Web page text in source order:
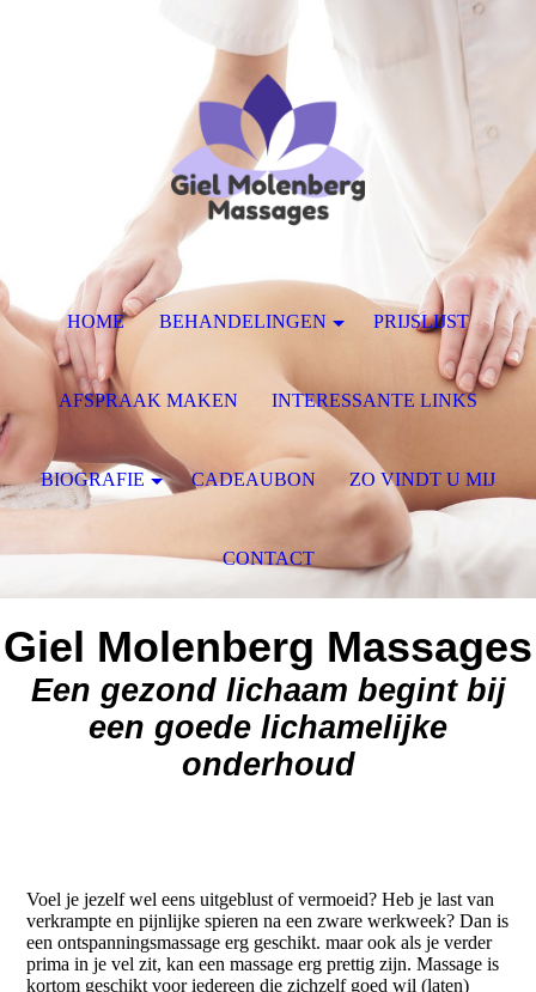
Giel Molenberg Massages
Een gezond lichaam begint bij
een goede lichamelijke
onderhoud
Voel je jezelf wel eens uitgeblust of vermoeid? Heb je last van
verkrampte en pijnlijke spieren na een zware werkweek? Dan is
een ontspanningsmassage erg geschikt. maar ook als je verder
prima in je vel zit, kan een massage erg prettig zijn. Massage is
kortom geschikt voor iedereen die zichzelf goed wil (laten)
HOME BEHANDELINGEN PRIJSLIJST
AFSPRAAK MAKEN INTERESSANTE LINKS
BIOGRAFIE CADEAUBON ZO VINDT U MIJ
CONTACT